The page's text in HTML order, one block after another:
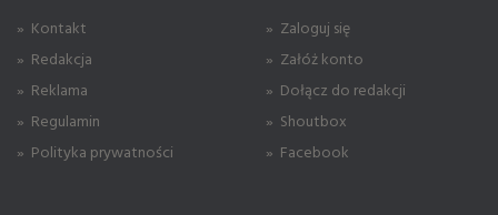
» Kontakt
» Redakcja
» Reklama
» Regulamin
» Polityka prywatności
» Zaloguj się
» Załóż konto
» Dołącz do redakcji
» Shoutbox
» Facebook